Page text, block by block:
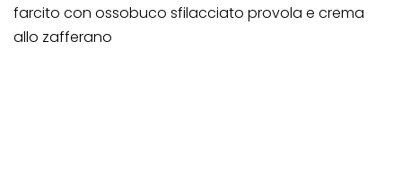
farcito con ossobuco sfilacciato provola e crema
allo zafferano